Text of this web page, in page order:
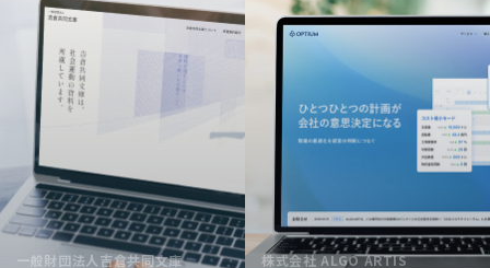
一般財団法人吉倉共同文庫 株式会社 ALGO ARTIS